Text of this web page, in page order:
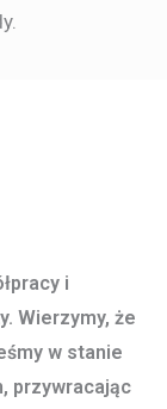
i
Wierzymy, że
w stanie
przywracając